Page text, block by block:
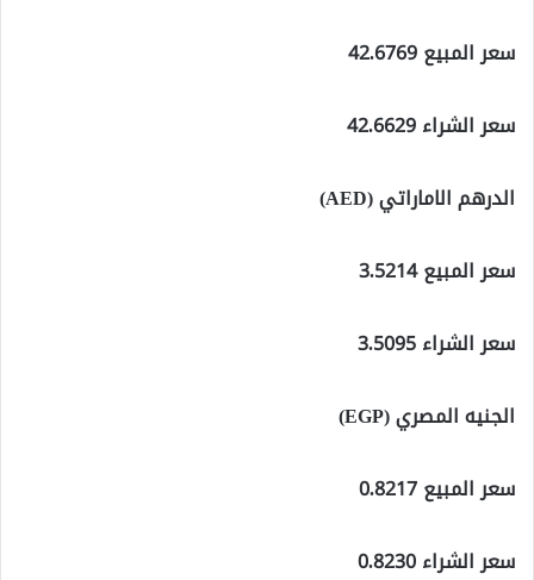
سعر المبيع 42.6769
سعر الشراء 42.6629
الدرهم الاماراتي (AED)
سعر المبيع 3.5214
سعر الشراء 3.5095
الجنيه المصري (EGP)
سعر المبيع 0.8217
سعر الشراء 0.8230